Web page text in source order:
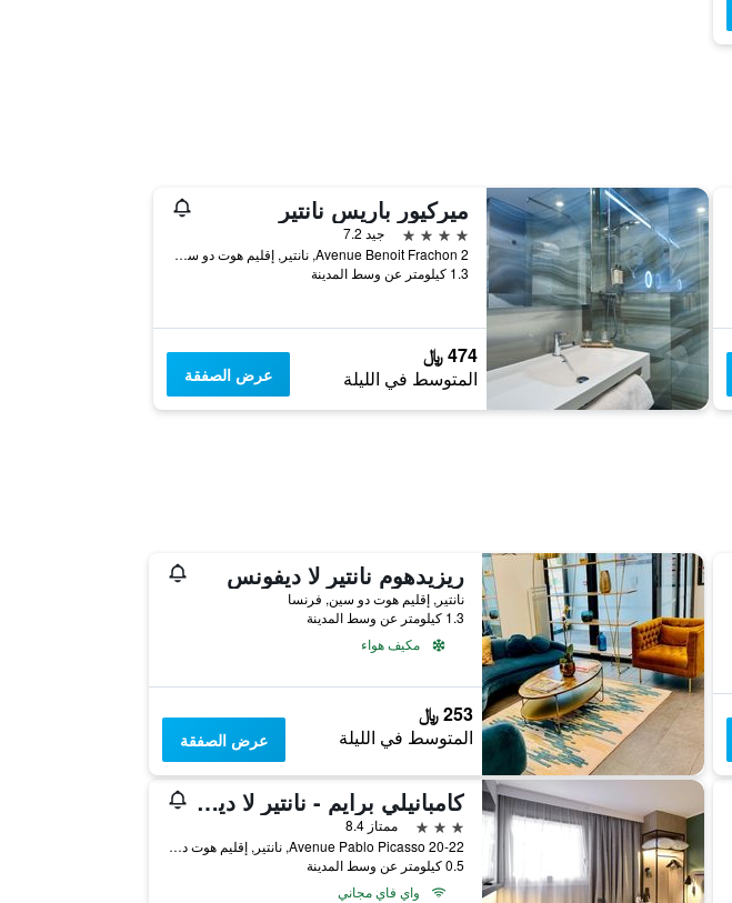
ميركيور باريس نانتير
4 نجوم
جيد 7.2
2 Avenue Benoit Frachon, نانتير, إقليم هوت دو سين, فرنسا
1.3 كيلومتر عن وسط المدينة
474 ﷼
المتوسط في الليلة عرض الصفقة
ريزيدهوم نانتير لا ديفونس
نانتير, إقليم هوت دو سين, فرنسا
1.3 كيلومتر عن وسط المدينة
مكيف هواء
253 ﷼
المتوسط في الليلة عرض الصفقة
كامبانيلي برايم - نانتير لا ديفينس
3 نجوم
ممتاز 8.4
20-22 Avenue Pablo Picasso, نانتير, إقليم هوت دو سين, فرنسا
0.5 كيلومتر عن وسط المدينة
واي فاي مجاني